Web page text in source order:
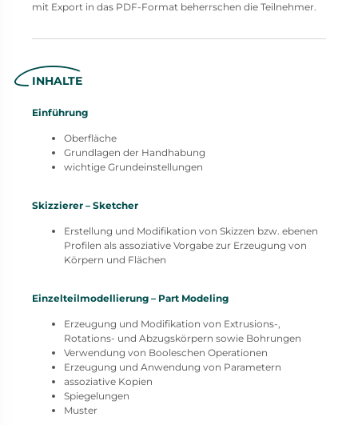
mit Export in das PDF-Format beherrschen die Teilnehmer.
INHALTE
Einführung
Oberfläche
Grundlagen der Handhabung
wichtige Grundeinstellungen
Skizzierer – Sketcher
Erstellung und Modifikation von Skizzen bzw. ebenen
Profilen als assoziative Vorgabe zur Erzeugung von
Körpern und Flächen
Einzelteilmodellierung – Part Modeling
Erzeugung und Modifikation von Extrusions-,
Rotations- und Abzugskörpern sowie Bohrungen
Verwendung von Booleschen Operationen
Erzeugung und Anwendung von Parametern
assoziative Kopien
Spiegelungen
Muster